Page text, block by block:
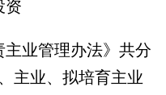
业管理办法》共分
主业、拟培育主业